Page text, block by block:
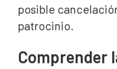
posible
patrocinio.
Comprender